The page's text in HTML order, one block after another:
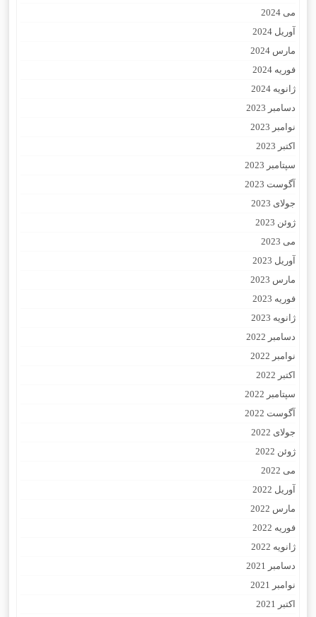
می 2024
آوریل 2024
مارس 2024
فوریه 2024
ژانویه 2024
دسامبر 2023
نوامبر 2023
اکتبر 2023
سپتامبر 2023
آگوست 2023
جولای 2023
ژوئن 2023
می 2023
آوریل 2023
مارس 2023
فوریه 2023
ژانویه 2023
دسامبر 2022
نوامبر 2022
اکتبر 2022
سپتامبر 2022
آگوست 2022
جولای 2022
ژوئن 2022
می 2022
آوریل 2022
مارس 2022
فوریه 2022
ژانویه 2022
دسامبر 2021
نوامبر 2021
اکتبر 2021